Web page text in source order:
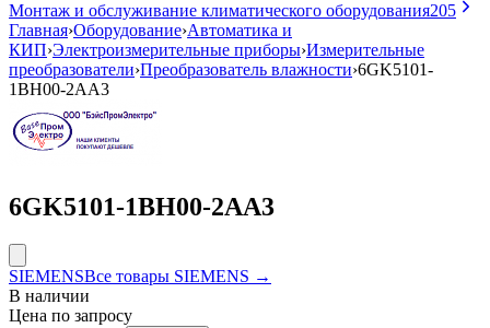
Монтаж и обслуживание климатического оборудования205
Главная›Оборудование›Автоматика и
КИП›Электроизмерительные приборы›Измерительные
преобразователи›Преобразователь влажности›6GK5101-
1BH00-2AA3
6GK5101-1BH00-2AA3
SIEMENSВсе товары SIEMENS →
В наличии
Цена по запросу